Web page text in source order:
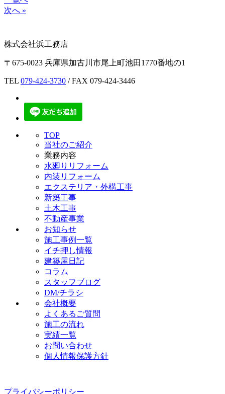
次へ »
株式会社浜工務店
〒675-0023 兵庫県加古川市尾上町池田1770番地の1
TEL 079-424-3730 / FAX 079-424-3446
TOP
当社のご紹介
業務内容
水廻りリフォーム
内装リフォーム
エクステリア・外構工事
新築工事
土木工事
不動産事業
お知らせ
施工事例一覧
イチ押し情報
建築屋日記
コラム
スタッフブログ
DM/チラシ
会社概要
よくあるご質問
施工の流れ
実績一覧
お問い合わせ
個人情報保護方針
プライバシーポリシー